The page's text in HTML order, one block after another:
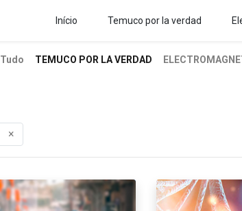
Início Temuco por la verdad
Tudo TEMUCO POR LA VERDAD
×